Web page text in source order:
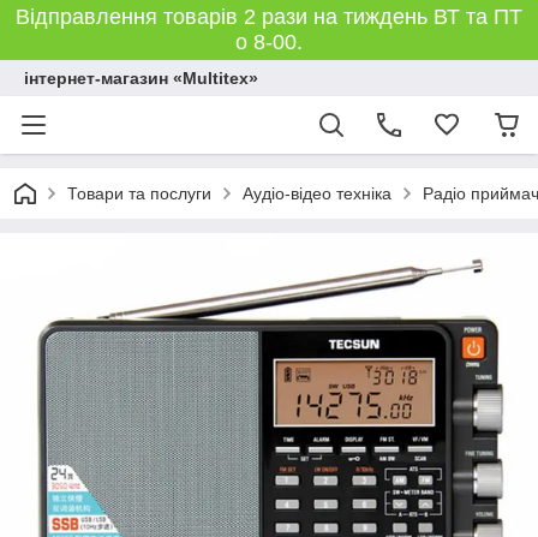
Відправлення товарів 2 рази на тиждень ВТ та ПТ
о 8-00.
інтернет-магазин «Multitex»
Товари та послуги Аудіо-відео техніка Радіо приймач